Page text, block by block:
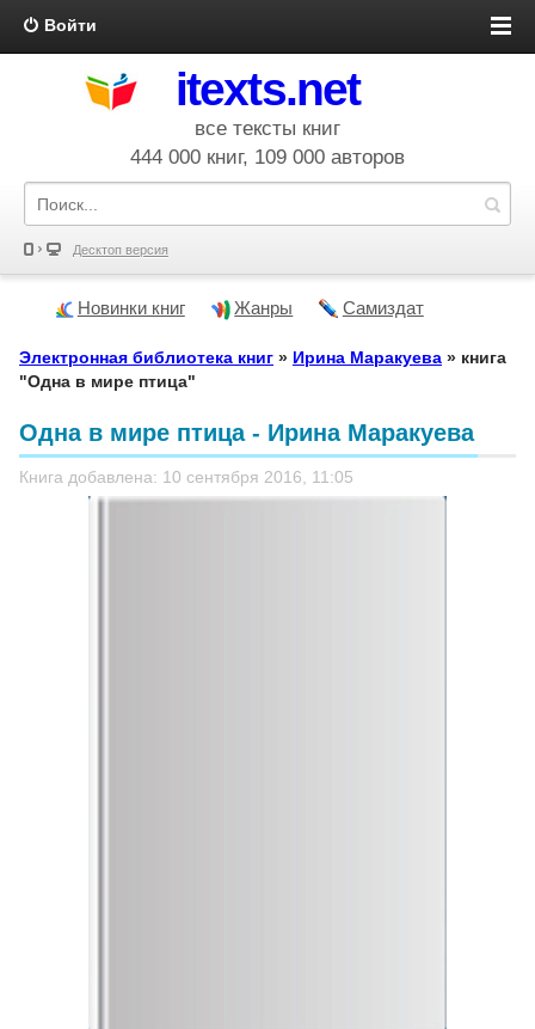
Войти
itexts.net
все тексты книг
444 000 книг, 109 000 авторов
Десктоп версия
Новинки книг Жанры Самиздат
Электронная библиотека книг » Ирина Маракуева » книга
"Одна в мире птица"
Одна в мире птица - Ирина Маракуева
Книга добавлена: 10 сентября 2016, 11:05